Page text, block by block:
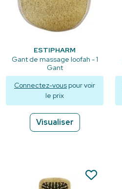
ESTIPHARM
Gant de massage loofah - 1
Gant
Connectez-vous pour voir
le prix
Visualiser